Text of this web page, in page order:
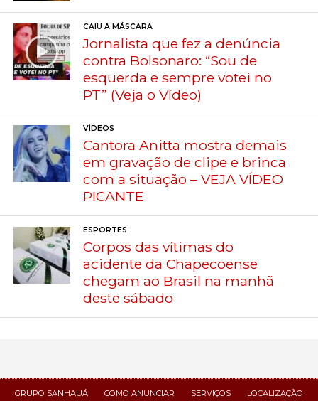
CAIU A MÁSCARA
Jornalista que fez a denúncia
contra Bolsonaro: “Sou de
esquerda e sempre votei no
PT” (Veja o Vídeo)
VÍDEOS
Cantora Anitta mostra demais
em gravação de clipe e brinca
com a situação – VEJA VÍDEO
PICANTE
ESPORTES
Corpos das vítimas do
acidente da Chapecoense
chegam ao Brasil na manhã
deste sábado
GRUPO SANHAUÁ COMO ANUNCIAR SERVIÇOS LOCALIZAÇÃO